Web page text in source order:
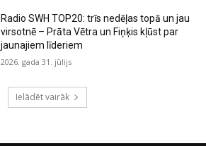
Radio SWH TOP20: trīs nedēļas topā un jau
virsotnē – Prāta Vētra un Fiņķis kļūst par
jaunajiem līderiem
2026. gada 31. jūlijs
Ielādēt vairāk